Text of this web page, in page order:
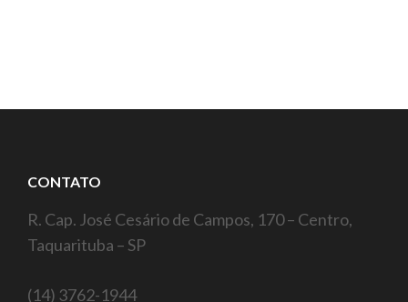
CONTATO
R. Cap. José Cesário de Campos, 170 – Centro,
Taquarituba – SP
(14) 3762-1944